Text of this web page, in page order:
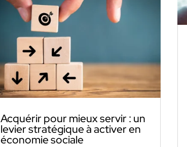
Acquérir pour mieux servir : un
levier stratégique à activer en
économie sociale